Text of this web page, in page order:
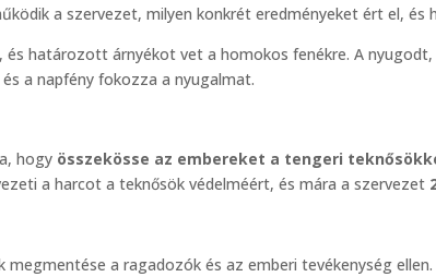
a szervezet, milyen konkrét eredményeket ért el, és
hogy összekösse az embereket a tengeri
a harcot a teknősök védelméért, és mára a szervezet
megmentése a ragadozók és az emberi tevékenység ellen.